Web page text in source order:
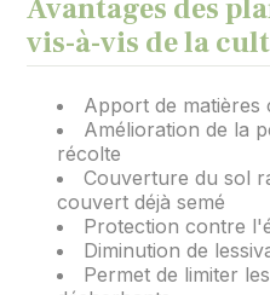
Avantages des
vis-à-vis de la
Apport de matières
Amélioration de la
récolte
Couverture du sol
couvert déjà semé
Protection contre
Diminution de
Permet de limiter